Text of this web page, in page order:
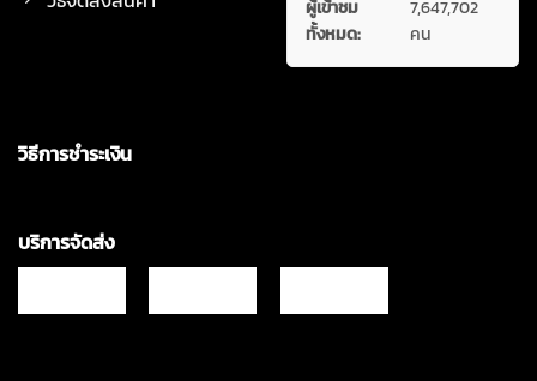
ผู้เข้าชม
ทั้งหมด:
7,647,702
คน
วิธีการชำระเงิน
บริการจัดส่ง